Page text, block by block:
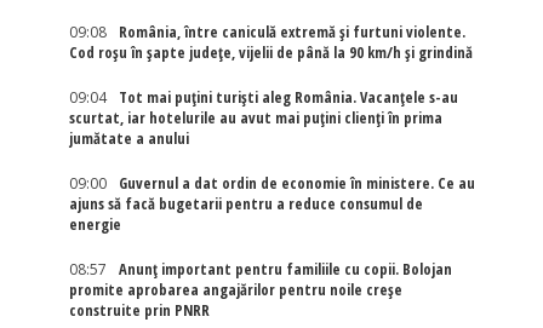
09:08
România, între caniculă extremă și furtuni violente.
Cod roșu în șapte județe, vijelii de până la 90 km/h și grindină
09:04
Tot mai puțini turiști aleg România. Vacanțele s-au
scurtat, iar hotelurile au avut mai puțini clienți în prima
jumătate a anului
09:00
Guvernul a dat ordin de economie în ministere. Ce au
ajuns să facă bugetarii pentru a reduce consumul de
energie
08:57
Anunț important pentru familiile cu copii. Bolojan
promite aprobarea angajărilor pentru noile creșe
construite prin PNRR